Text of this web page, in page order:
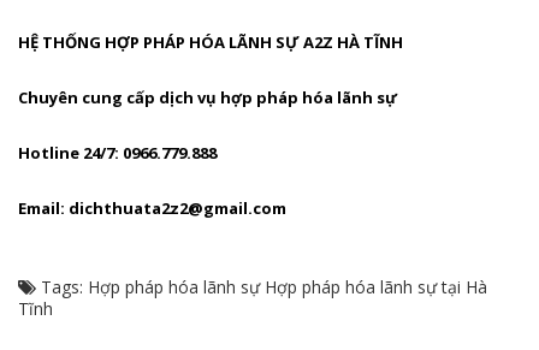
HỆ THỐNG HỢP PHÁP HÓA LÃNH SỰ A2Z HÀ TĨNH
Chuyên cung cấp dịch vụ hợp pháp hóa lãnh sự
Hotline 24/7: 0966.779.888
Email: dichthuata2z2@gmail.com
Tags: Hợp pháp hóa lãnh sự Hợp pháp hóa lãnh sự tại Hà
Tĩnh